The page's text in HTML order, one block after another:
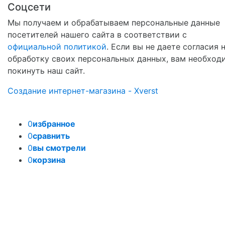
Соцсети
Мы получаем и обрабатываем персональные данные
посетителей нашего сайта в соответствии с
официальной политикой. Если вы не даете согласия
обработку своих персональных данных, вам
покинуть наш сайт.
Создание интернет-магазина - Xverst
0избранное
0сравнить
0вы смотрели
0корзина